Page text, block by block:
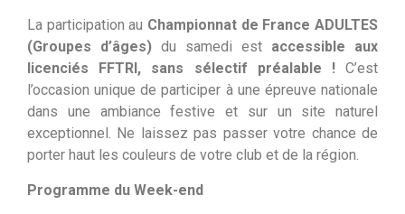
La participation au Championnat de France ADULTES
(Groupes d’âges) du samedi est accessible aux
licenciés FFTRI, sans sélectif préalable !C’est
l’occasion unique de participer à une épreuve nationale
dans une ambiance festive et sur un site naturel
exceptionnel. Ne laissez pas passer votre chance de
porter haut les couleurs de votre club et de la région.
Programme du Week-end